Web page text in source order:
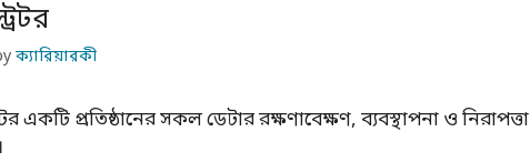
ক্যারিয়ারকী
একটি প্রতিষ্ঠানের সকল ডেটার রক্ষণাবেক্ষণ, ব্যবস্থাপনা ও নিরাপত্তা